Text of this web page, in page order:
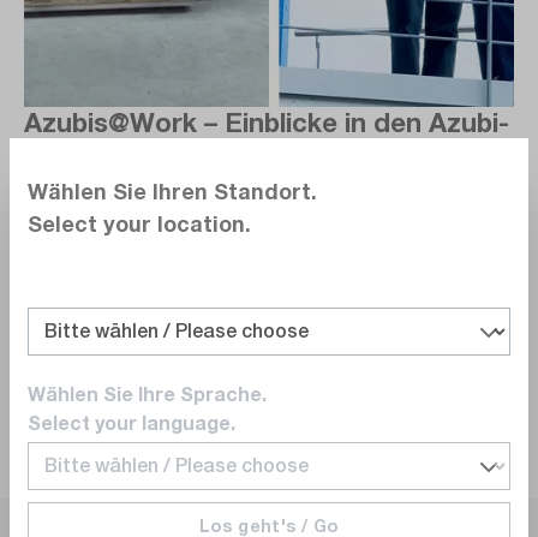
Azubis@Work – Einblicke in den Azubi-
Unsere Auszubildenden geben Einblicke in ihre dualen
Ausbildungsberufe – im Rahmen der Instagram-
Azubis@Work: Büromanagement
Azubis@Work: Lagerlogistik
Wählen Sie Ihren Standort.
Select your location.
Wählen Sie Ihre Sprache.
Select your language.
Los geht's / Go